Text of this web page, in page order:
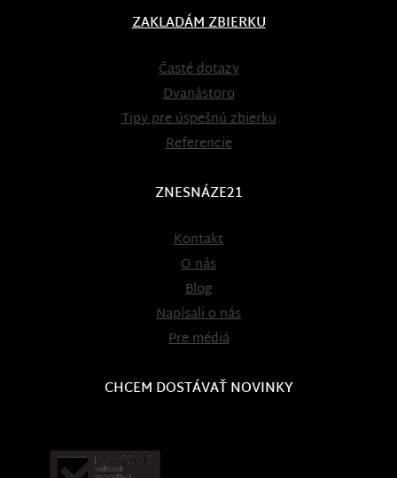
ZAKLADÁM ZBIERKU
Časté dotazy
Dvanástoro
Tipy pre úspešnú zbierku
Referencie
ZNESNÁZE21
Kontakt
O nás
Blog
Napísali o nás
Pre médiá
CHCEM DOSTÁVAŤ NOVINKY